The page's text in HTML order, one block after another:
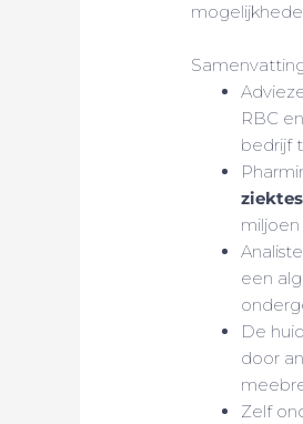
RBC
bedrijf
ziektes
een
De
door
Zelf